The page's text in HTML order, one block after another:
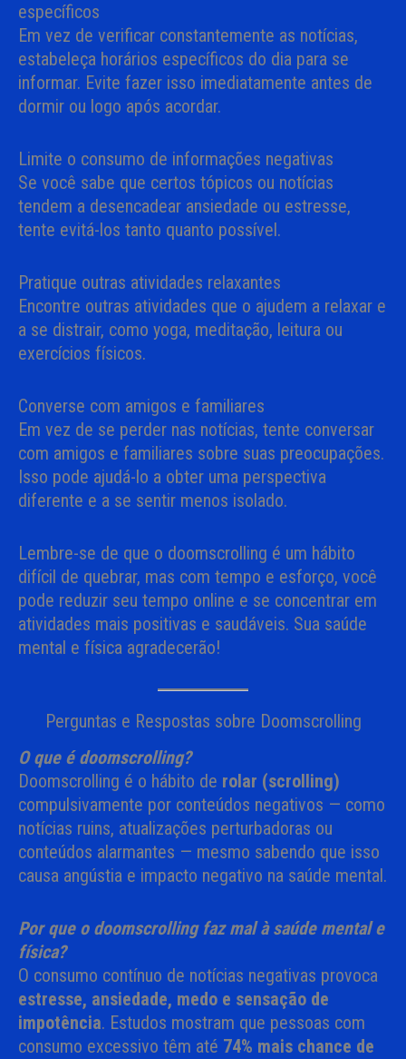
específicos
Em vez de verificar constantemente as notícias,
estabeleça horários específicos do dia para se
informar. Evite fazer isso imediatamente antes de
dormir ou logo após acordar.
Limite o consumo de informações negativas
Se você sabe que certos tópicos ou notícias
tendem a desencadear ansiedade ou estresse,
tente evitá-los tanto quanto possível.
Pratique outras atividades relaxantes
Encontre outras atividades que o ajudem a relaxar e
a se distrair, como yoga, meditação, leitura ou
exercícios físicos.
Converse com amigos e familiares
Em vez de se perder nas notícias, tente conversar
com amigos e familiares sobre suas preocupações.
Isso pode ajudá-lo a obter uma perspectiva
diferente e a se sentir menos isolado.
Lembre-se de que o doomscrolling é um hábito
difícil de quebrar, mas com tempo e esforço, você
pode reduzir seu tempo online e se concentrar em
atividades mais positivas e saudáveis. Sua saúde
mental e física agradecerão!
Perguntas e Respostas sobre Doomscrolling
O que é doomscrolling?
Doomscrolling é o hábito de rolar (scrolling)
compulsivamente por conteúdos negativos — como
notícias ruins, atualizações perturbadoras ou
conteúdos alarmantes — mesmo sabendo que isso
causa angústia e impacto negativo na saúde mental.
Por que o doomscrolling faz mal à saúde mental e
física?
O consumo contínuo de notícias negativas provoca
estresse, ansiedade, medo e sensação de
impotência. Estudos mostram que pessoas com
consumo excessivo têm até 74% mais chance de